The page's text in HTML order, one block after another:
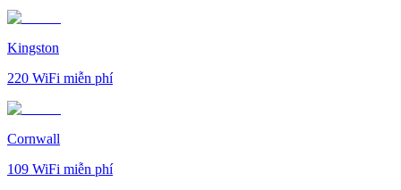
Kingston
220 WiFi miễn phí
Cornwall
109 WiFi miễn phí